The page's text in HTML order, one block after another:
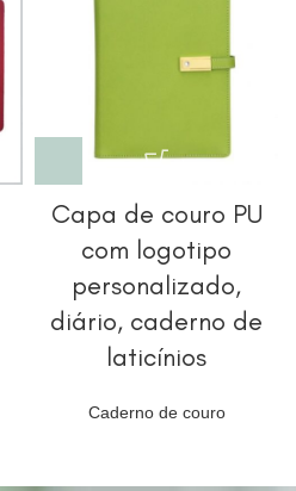
Capa de couro PU
com logotipo
personalizado,
diário, caderno de
laticínios
Caderno de couro